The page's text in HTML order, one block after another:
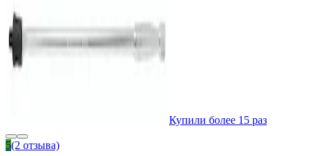
Купили более 15 раз
5(2 отзыва)